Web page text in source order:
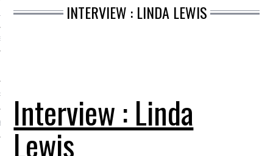
GROUPES DU LOCAL
INTERVIEW : LINDA LEWIS
Interview : Linda
Lewis